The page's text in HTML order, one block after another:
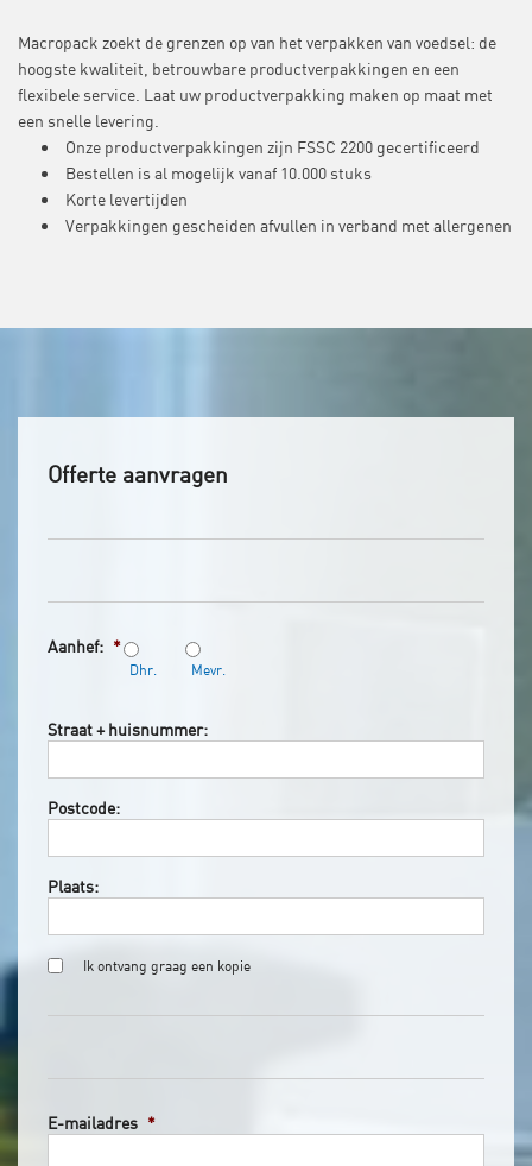
Macropack zoekt de grenzen op van het verpakken van voedsel: de
hoogste kwaliteit, betrouwbare productverpakkingen en een
flexibele service. Laat uw productverpakking maken op maat met
een snelle levering.
Onze productverpakkingen zijn FSSC 2200 gecertificeerd
Bestellen is al mogelijk vanaf 10.000 stuks
Korte levertijden
Verpakkingen gescheiden afvullen in verband met allergenen
Offerte aanvragen
Aanhef: *
Dhr. Mevr.
Straat + huisnummer:
Postcode:
Plaats:
Ik ontvang graag een kopie
E-mailadres *